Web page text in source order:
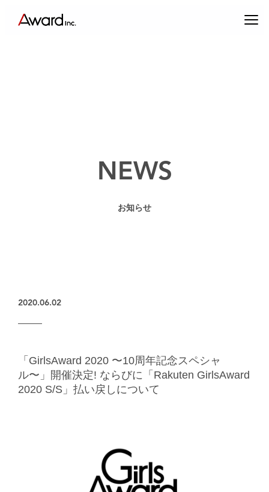
エンターテインメントプロデュース
キャスティング & インフルエンサーマーケティング
NEWS
お知らせ
2020.06.02
「GirlsAward 2020 〜10周年記念スペシャ
ル〜」開催決定! ならびに「Rakuten GirlsAward
2020 S/S」払い戻しについて